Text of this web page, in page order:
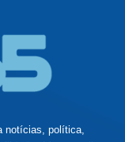
notícias, política,